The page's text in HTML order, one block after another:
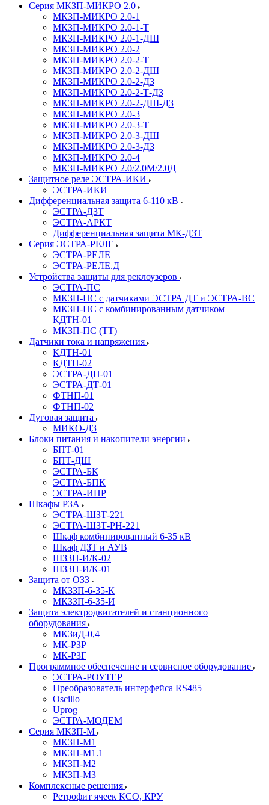
Серия МКЗП-МИКРО 2.0
МКЗП-МИКРО 2.0-1
МКЗП-МИКРО 2.0-1-Т
МКЗП-МИКРО 2.0-1-ДШ
МКЗП-МИКРО 2.0-2
МКЗП-МИКРО 2.0-2-Т
МКЗП-МИКРО 2.0-2-ДШ
МКЗП-МИКРО 2.0-2-ДЗ
МКЗП-МИКРО 2.0-2-Т-ДЗ
МКЗП-МИКРО 2.0-2-ДШ-ДЗ
МКЗП-МИКРО 2.0-3
МКЗП-МИКРО 2.0-3-Т
МКЗП-МИКРО 2.0-3-ДШ
МКЗП-МИКРО 2.0-3-ДЗ
МКЗП-МИКРО 2.0-4
МКЗП-МИКРО 2.0/2.0М/2.0Д
Защитное реле ЭСТРА-ИКИ
ЭСТРА-ИКИ
Дифференциальная защита 6-110 кВ
ЭСТРА-ДЗТ
ЭСТРА-АРКТ
Дифференциальная защита МК-ДЗТ
Серия ЭСТРА-РЕЛЕ
ЭСТРА-РЕЛЕ
ЭСТРА-РЕЛЕ.Д
Устройства защиты для реклоузеров
ЭСТРА-ПС
МКЗП-ПС с датчиками ЭСТРА ДТ и ЭСТРА-ВС
МКЗП-ПС с комбинированным датчиком
КДТН-01
МКЗП-ПС (ТТ)
Датчики тока и напряжения
КДТН-01
КДТН-02
ЭСТРА-ДН-01
ЭСТРА-ДТ-01
ФТНП-01
ФТНП-02
Дуговая защита
МИКО-ДЗ
Блоĸи питания и наĸопители энергии
БПТ-01
БПТ-ДШ
ЭСТРА-БК
ЭСТРА-БПК
ЭСТРА-ИПР
Шкафы РЗА
ЭСТРА-ШЗТ-221
ЭСТРА-ШЗТ-РН-221
Шкаф комбинированный 6-35 кВ
Шкаф ДЗТ и АУВ
ШЗЗП-И/К-02
ШЗЗП-И/К-01
Защита от ОЗЗ
МКЗЗП-6-35-К
МКЗЗП-6-35-И
Защита элеĸтродвигателей и станционного
оборудования
МКЗиД-0,4
МК-РЗР
МК-РЗГ
Программное обеспечение и сервисное оборудование
ЭСТРА-РОУТЕР
Преобразователь интерфейса RS485
Oscillo
Uprog
ЭСТРА-МОДЕМ
Серия МКЗП-М
МКЗП-М1
МКЗП-М1.1
МКЗП-М2
МКЗП-М3
Комплексные решения
Ретрофит ячеек КСО, КРУ